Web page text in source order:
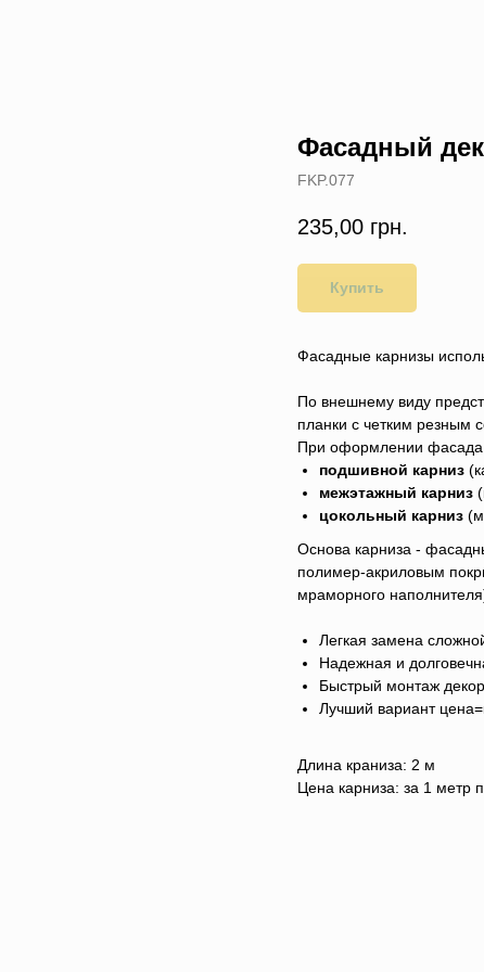
Фасадный
FKP.077
235,00 грн.
Купить
Фасадные карнизы
По внешнему виду
планки с четким резным
При оформлении фасада
подшивной карниз
межэтажный карниз
цокольный карниз
Основа карниза -
полимер-акриловым
мраморного
Легкая замена
Надежная и
Быстрый монтаж
Лучший вариант
Длина краниза: 2 м
Цена карниза: за 1 метр